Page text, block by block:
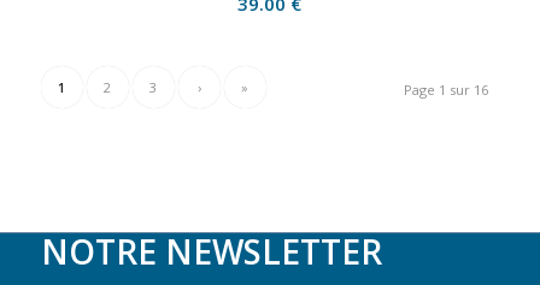
Page 1 sur 16
1 2 3 › »
NOTRE NEWSLETTER